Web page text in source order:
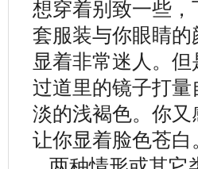
想穿着别致一些
套服装与你眼睛
显着非常迷人。
过道里的镜子打
淡的浅褐色。你
让你显着脸色苍白